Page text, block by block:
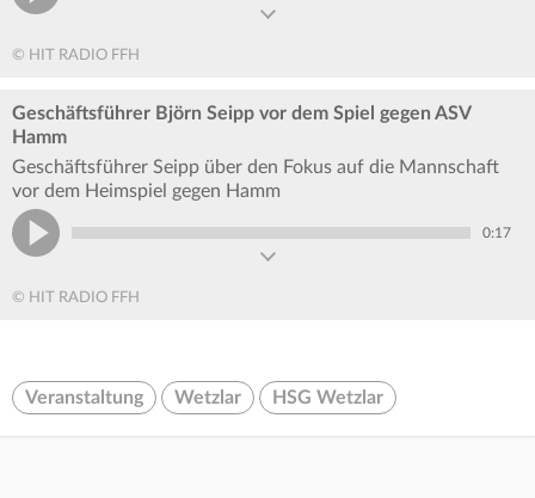
© HIT RADIO FFH
Geschäftsführer Björn Seipp vor dem Spiel gegen ASV
Hamm
Geschäftsführer Seipp über den Fokus auf die Mannschaft
vor dem Heimspiel gegen Hamm
0:17
© HIT RADIO FFH
Veranstaltung Wetzlar HSG Wetzlar